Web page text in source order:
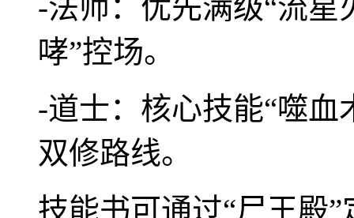
-法师：优先满级“流星
哮”控场。
-道士：核心技能“噬血
双修路线。
技能书可通过“尸王殿